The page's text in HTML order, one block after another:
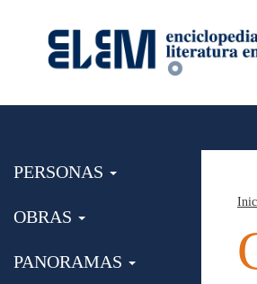
PERSONAS
OBRAS
PANORAMAS